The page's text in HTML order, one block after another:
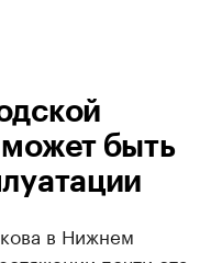
быть
в Нижнем